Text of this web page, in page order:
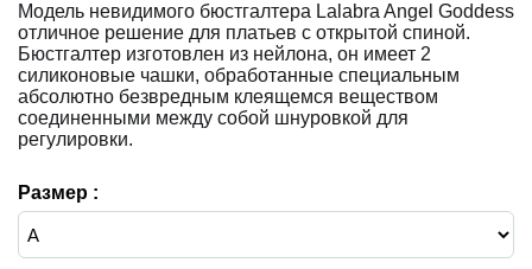
Модель невидимого бюстгалтера Lalabra Angel Goddess
отличное решение для платьев с открытой спиной.
Бюстгалтер изготовлен из нейлона, он имеет 2
силиконовые чашки, обработанные специальным
абсолютно безвредным клеящемся веществом
соединенными между собой шнуровкой для
регулировки.
Размер :